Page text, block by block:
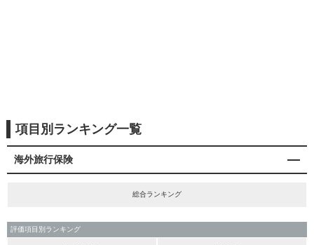
項目別ランキング一覧
海外旅行保険
総合ランキング
評価項目別ランキング